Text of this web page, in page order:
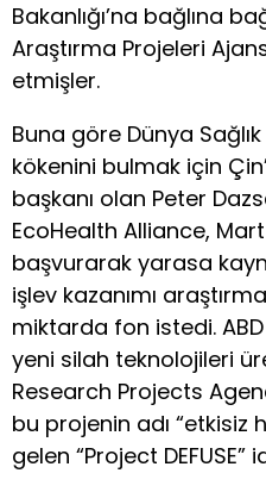
Bakanlığı’na bağlına
Araştırma Projeleri
etmişler.
Buna göre Dünya
kökenini bulmak için
başkanı olan Peter
EcoHealth Alliance, Mart
başvurarak yarasa
işlev kazanımı
miktarda fon istedi. ABD
yeni silah teknolojileri
Research Projects
bu projenin adı “etkisiz
gelen “Project DEFUSE”